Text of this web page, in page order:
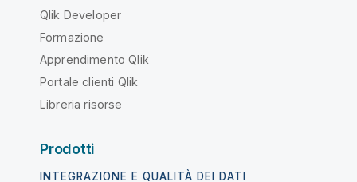
Qlik Developer
Formazione
Apprendimento Qlik
Portale clienti Qlik
Libreria risorse
Prodotti
INTEGRAZIONE E QUALITÀ DEI DATI